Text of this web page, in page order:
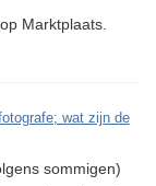
Marktplaats.
wat zijn de
sommigen)